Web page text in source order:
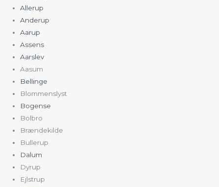
Allerup
Anderup
Aarup
Assens
Aarslev
Aasum
Bellinge
Blommenslyst
Bogense
Bolbro
Brændekilde
Bullerup
Dalum
Dyrup
Ejlstrup